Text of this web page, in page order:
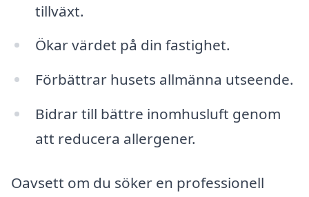
tillväxt.
Ökar värdet på din fastighet.
Förbättrar husets allmänna utseende.
Bidrar till bättre inomhusluft genom
att reducera allergener.
Oavsett om du söker en professionell